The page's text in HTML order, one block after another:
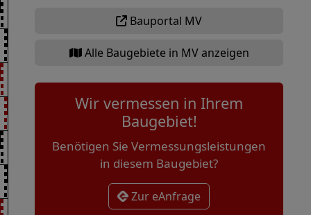
Bauportal MV
Alle Baugebiete in MV anzeigen
Wir vermessen in Ihrem
Baugebiet!
Benötigen Sie Vermessungsleistungen
in diesem Baugebiet?
Zur eAnfrage